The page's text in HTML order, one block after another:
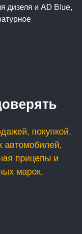
дизеля и AD Blue,
покупкой,
автомобилей,
прицепы и
марок.